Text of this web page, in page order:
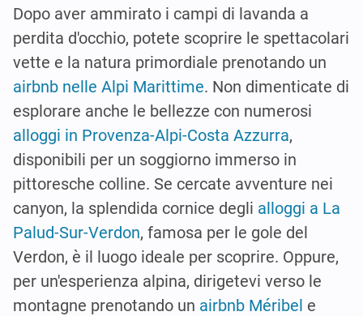
Dopo aver ammirato i campi di lavanda a
perdita d'occhio, potete scoprire le spettacolari
vette e la natura primordiale prenotando un
airbnb nelle Alpi Marittime. Non dimenticate di
esplorare anche le bellezze con numerosi
alloggi in Provenza-Alpi-Costa Azzurra,
disponibili per un soggiorno immerso in
pittoresche colline. Se cercate avventure nei
canyon, la splendida cornice degli alloggi a La
Palud-Sur-Verdon, famosa per le gole del
Verdon, è il luogo ideale per scoprire. Oppure,
per un'esperienza alpina, dirigetevi verso le
montagne prenotando un airbnb Méribel e